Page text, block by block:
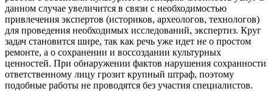
данном случае увеличится в связи с необходимостью
привлечения экспертов (историков, археологов, технологов)
для проведения необходимых исследований, экспертиз. Круг
задач становится шире, так как речь уже идет не о простом
ремонте, а о сохранении и воссоздании культурных
ценностей. При обнаружении фактов нарушения сохранности
ответственному лицу грозит крупный штраф, поэтому
подобные работы не проводятся без участия специалистов.